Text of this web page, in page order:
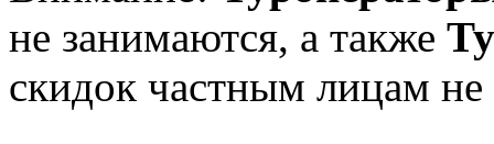
не занимаются, а также
cкидок частным лицам